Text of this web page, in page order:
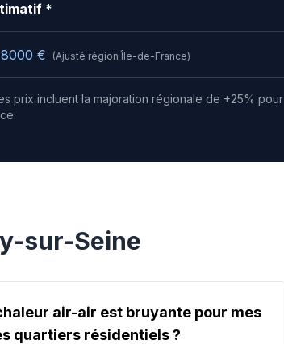
*
€ (Ajusté région Île-de-France)
prix incluent la majoration régionale de +25% pour
sur-Seine
air-air est bruyante pour mes
quartiers résidentiels ?